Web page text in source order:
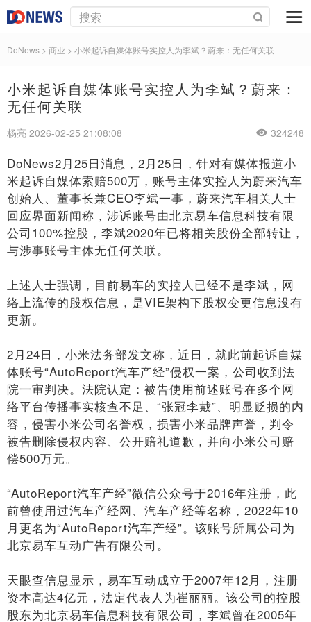
DoNews > 商业 > 小米起诉自媒体账号实控人为李斌？蔚来：无任何关联
小米起诉自媒体账号实控人为李斌？蔚来：
无任何关联
杨亮 2026-02-25 21:08:08 324248
DoNews2月25日消息，2月25日，针对有媒体报道小
米起诉自媒体索赔500万，账号主体实控人为蔚来汽车
创始人、董事长兼CEO李斌一事，蔚来汽车相关人士
回应界面新闻称，涉诉账号由北京易车信息科技有限
公司100%控股，李斌2020年已将相关股份全部转让，
与涉事账号主体无任何关联。
上述人士强调，目前易车的实控人已经不是李斌，网
络上流传的股权信息，是VIE架构下股权变更信息没有
更新。
2月24日，小米法务部发文称，近日，就此前起诉自媒
体账号“AutoReport汽车产经”侵权一案，公司收到法
院一审判决。法院认定：被告使用前述账号在多个网
络平台传播事实核查不足、“张冠李戴”、明显贬损的内
容，侵害小米公司名誉权，损害小米品牌声誉，判令
被告删除侵权内容、公开赔礼道歉，并向小米公司赔
偿500万元。
“AutoReport汽车产经”微信公众号于2016年注册，此
前曾使用过汽车产经网、汽车产经等名称，2022年10
月更名为“AutoReport汽车产经”。该账号所属公司为
北京易车互动广告有限公司。
天眼查信息显示，易车互动成立于2007年12月，注册
资本高达4亿元，法定代表人为崔丽丽。该公司的控股
股东为北京易车信息科技有限公司，李斌曾在2005年